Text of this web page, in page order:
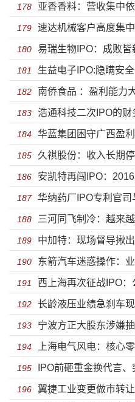
弱 现金流承压募资高比例
178 亚香香料：营收集中
危机时刻高悬
179 速达机械客户高度集
复杂涉同业竞争
180 易瑞生物IPO：成败
靠政府补助供应商堪忧
181 生益电子IPO:隐瞒安
也能上市？
182 南侨食品 ：盈利能力
价格波动上下起舞
183 浩通科技二次IPO的财
据 完美避开申报期
184 华蓝集团困守广西盈
均创收远低于同行投资价
185 久祺股份：收入长期
下全面收缩的外部世界
186 安凯特再闯IPO：
人家族的蹊跷股权
187 华纳药厂IPO专利官
高利润猛跌
188 三河同飞制冷：越来
的毛利率下降
189 中加特：现场督导揪
“利益输送”纠缠不清
190 东箭汽车迷惑操作：
国际市场乏力仍野心勃勃
191 西上海再次征战IPO：
数据存猫腻
192 长龄液压业绩急刹车
披露信息股权高度集中隐
193 宁波方正大股东涉嫌
等“空手套白狼”暴露上市不
194 上海电气风电：核心
独立分拆上市前路几何？
195 IPO前砸重金换代言
不能“欢乐”IPO？
196 翼捷工业变更做市转